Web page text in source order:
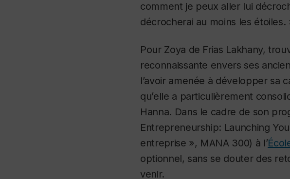
comment je peux aller lui
décrocherai au moins les étoiles.
Pour Zoya de Frias Lakhany,
reconnaissante envers ses
l’avoir amenée à développer sa
qu’elle a particulièrement
Hanna. Dans le cadre de son
Entrepreneurship: Launching
entreprise », MANA 300) à l’
optionnel, sans se douter des
venir.